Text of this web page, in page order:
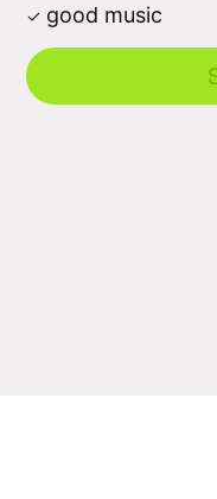
good music